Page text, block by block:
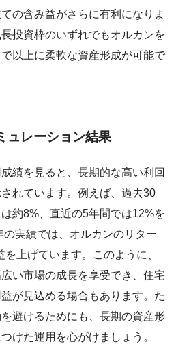
の含み益がさらに有利になりま
投資枠のいずれでもオルカンを
以上に柔軟な資産形成が可能で
ュレーション結果
績を見ると、長期的な高い利回
れています。例えば、過去30
約8%、直近の5年間では12%を
実績では、オルカンのリター
上げています。このように、
い市場の成長を享受でき、住宅
が見込める場合もあります。た
避けるためにも、長期の資産形
けた運用を心がけましょう。